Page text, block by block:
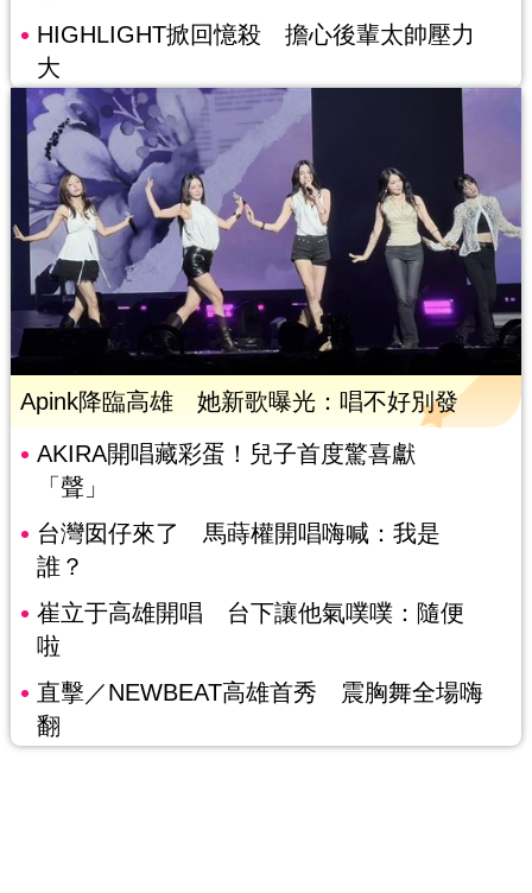
HIGHLIGHT掀回憶殺 擔心後輩太帥壓力
大
Apink降臨高雄 她新歌曝光：唱不好別發
AKIRA開唱藏彩蛋！兒子首度驚喜獻
「聲」
台灣囡仔來了 馬蒔權開唱嗨喊：我是
誰？
崔立于高雄開唱 台下讓他氣噗噗：隨便
啦
直擊／NEWBEAT高雄首秀 震胸舞全場嗨
翻